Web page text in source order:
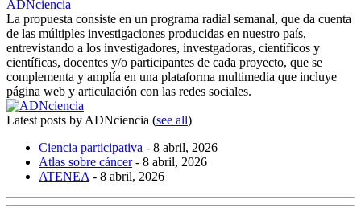
ADNciencia
La propuesta consiste en un programa radial semanal, que da cuenta
de las múltiples investigaciones producidas en nuestro país,
entrevistando a los investigadores, investgadoras, científicos y
científicas, docentes y/o participantes de cada proyecto, que se
complementa y amplía en una plataforma multimedia que incluye
página web y articulación con las redes sociales.
Latest posts by ADNciencia (see all)
Ciencia participativa - 8 abril, 2026
Atlas sobre cáncer- 8 abril, 2026
ATENEA - 8 abril, 2026